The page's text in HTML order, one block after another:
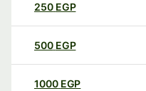
250 EGP
500 EGP
1000 EGP